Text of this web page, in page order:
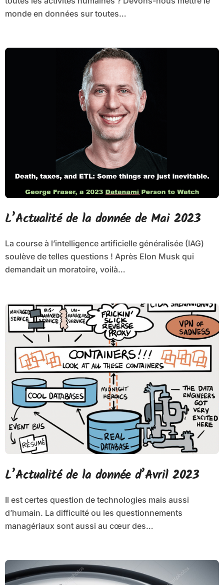
monde en données sur toutes…
L’Actualité de la donnée de Mai 2023
La course à l’intelligence artificielle généralisée (IAG)
soulève de telles questions ! Après Elon Musk qui
demandait un moratoire, voilà…
L’Actualité de la donnée d’Avril 2023
Il est certes question de technologies mais aussi
d’humain. La difficulté ou les questionnements
managériaux sont aussi au cœur des…